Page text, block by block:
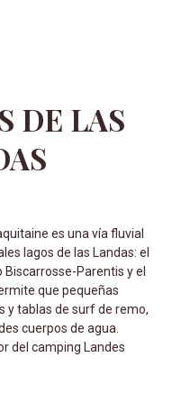
DE LAS
lagos de las Landas: el
Biscarrosse-Parentis y el
que pequeñas
y tablas de surf de remo,
cuerpos de agua.
del camping Landes